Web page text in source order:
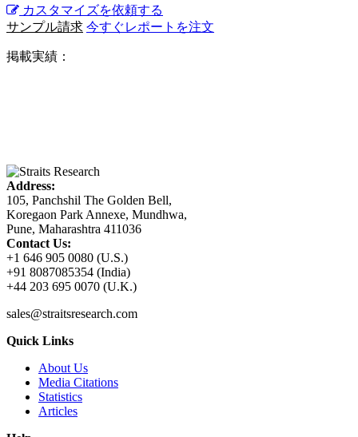
カスタマイズを依頼する
サンプル請求 今すぐレポートを注文
掲載実績：
Address:
105, Panchshil The Golden Bell,
Koregaon Park Annexe, Mundhwa,
Pune, Maharashtra 411036
Contact Us:
+1 646 905 0080 (U.S.)
+91 8087085354 (India)
+44 203 695 0070 (U.K.)
sales@straitsresearch.com
Quick Links
About Us
Media Citations
Statistics
Articles